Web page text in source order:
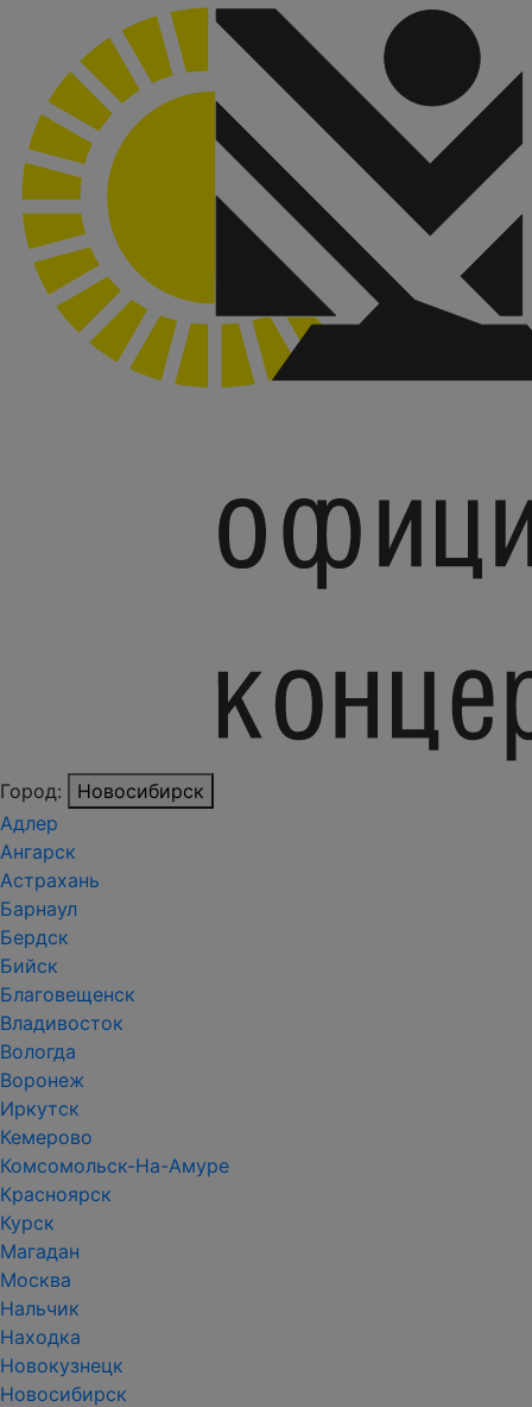
Город:
Новосибирск
Адлер
Ангарск
Астрахань
Барнаул
Бердск
Бийск
Благовещенск
Владивосток
Вологда
Воронеж
Иркутск
Кемерово
Комсомольск-На-Амуре
Красноярск
Курск
Магадан
Москва
Нальчик
Находка
Новокузнецк
Новосибирск